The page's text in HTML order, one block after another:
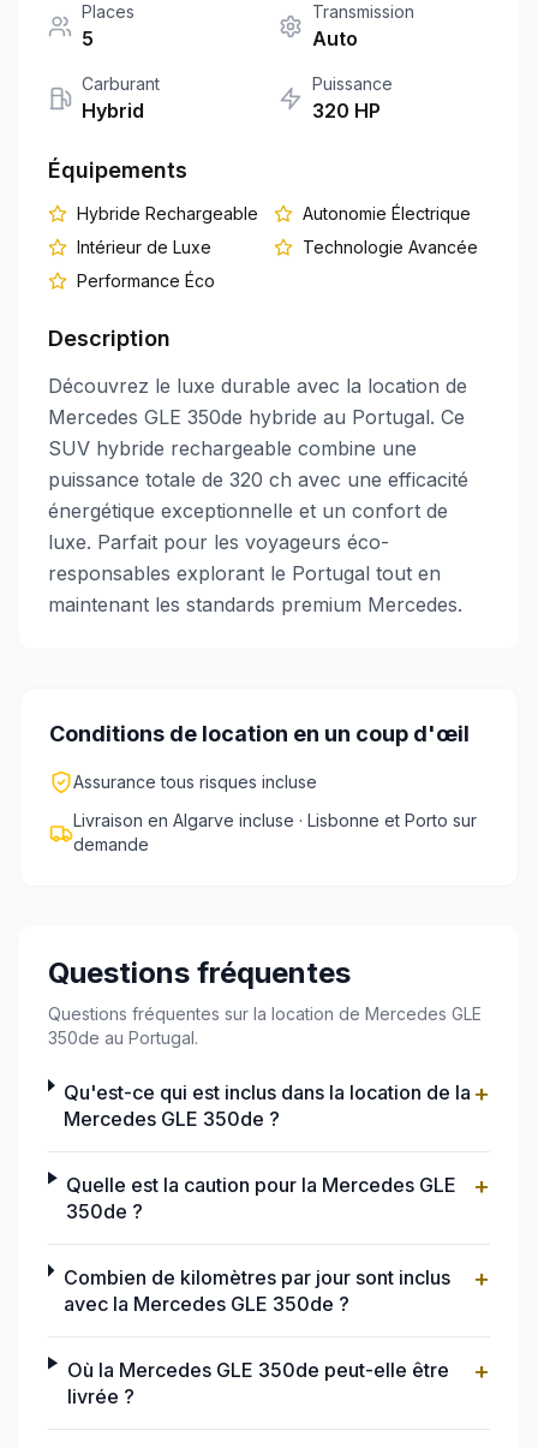
Places
5
Transmission
Auto
Carburant
Hybrid
Puissance
320 HP
Équipements
Hybride Rechargeable
Autonomie Électrique
Intérieur de Luxe
Technologie Avancée
Performance Éco
Description
Découvrez le luxe durable avec la location de
Mercedes GLE 350de hybride au Portugal. Ce
SUV hybride rechargeable combine une
puissance totale de 320 ch avec une efficacité
énergétique exceptionnelle et un confort de
luxe. Parfait pour les voyageurs éco-
responsables explorant le Portugal tout en
maintenant les standards premium Mercedes.
Conditions de location en un coup d'œil
Assurance tous risques incluse
Livraison en Algarve incluse · Lisbonne et Porto sur
demande
Questions fréquentes
Questions fréquentes sur la location de Mercedes GLE
350de au Portugal.
Qu'est-ce qui est inclus dans la location de la
Mercedes GLE 350de ?
+
Quelle est la caution pour la Mercedes GLE
350de ?
+
Combien de kilomètres par jour sont inclus
avec la Mercedes GLE 350de ?
+
Où la Mercedes GLE 350de peut-elle être
livrée ?
+